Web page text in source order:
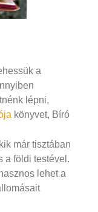
a
lépni,
könyvet, Bíró
már tisztában
a földi testével.
lehet a